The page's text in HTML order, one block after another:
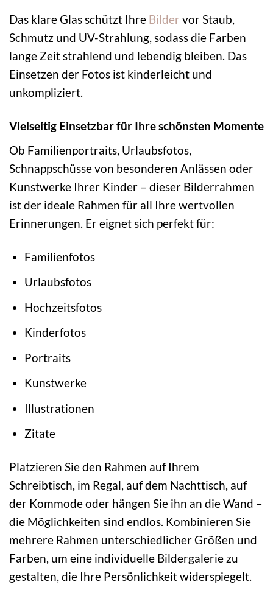
Das klare Glas schützt Ihre Bilder vor Staub,
Schmutz und UV-Strahlung, sodass die Farben
lange Zeit strahlend und lebendig bleiben. Das
Einsetzen der Fotos ist kinderleicht und
unkompliziert.
Vielseitig Einsetzbar für Ihre schönsten Momente
Ob Familienportraits, Urlaubsfotos,
Schnappschüsse von besonderen Anlässen oder
Kunstwerke Ihrer Kinder – dieser Bilderrahmen
ist der ideale Rahmen für all Ihre wertvollen
Erinnerungen. Er eignet sich perfekt für:
Familienfotos
Urlaubsfotos
Hochzeitsfotos
Kinderfotos
Portraits
Kunstwerke
Illustrationen
Zitate
Platzieren Sie den Rahmen auf Ihrem
Schreibtisch, im Regal, auf dem Nachttisch, auf
der Kommode oder hängen Sie ihn an die Wand –
die Möglichkeiten sind endlos. Kombinieren Sie
mehrere Rahmen unterschiedlicher Größen und
Farben, um eine individuelle Bildergalerie zu
gestalten, die Ihre Persönlichkeit widerspiegelt.